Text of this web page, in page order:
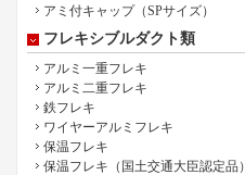
アミ付キャップ（SPサイズ）
フレキシブルダクト類
アルミ一重フレキ
アルミ二重フレキ
鉄フレキ
ワイヤーアルミフレキ
保温フレキ
保温フレキ（国土交通大臣認定品）